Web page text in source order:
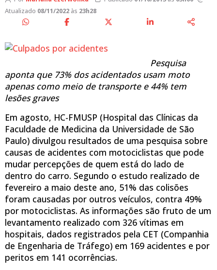
Atualizado 08/11/2022 às 23h28
Pesquisa
aponta que 73% dos acidentados usam moto
apenas como meio de transporte e 44% tem
lesões graves
Em agosto, HC-FMUSP (Hospital das Clínicas da
Faculdade de Medicina da Universidade de São
Paulo) divulgou resultados de uma pesquisa sobre
causas de acidentes com motociclistas que pode
mudar percepções de quem está do lado de
dentro do carro. Segundo o estudo realizado de
fevereiro a maio deste ano, 51% das colisões
foram causadas por outros veículos, contra 49%
por motociclistas. As informações são fruto de um
levantamento realizado com 326 vítimas em
hospitais, dados registrados pela CET (Companhia
de Engenharia de Tráfego) em 169 acidentes e por
peritos em 141 ocorrências.